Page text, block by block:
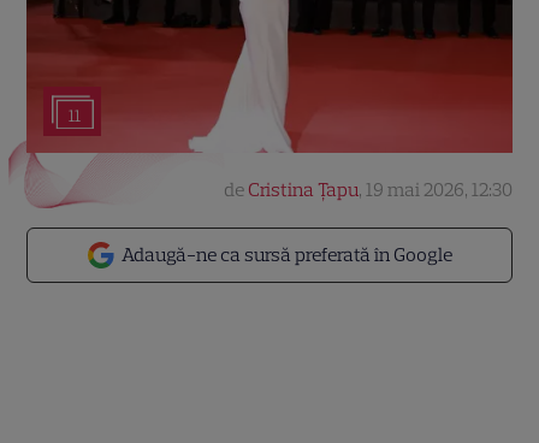
11
Adaugă-ne ca sursă preferată în Google
de Cristina Țapu, 19 mai 2026, 12:30